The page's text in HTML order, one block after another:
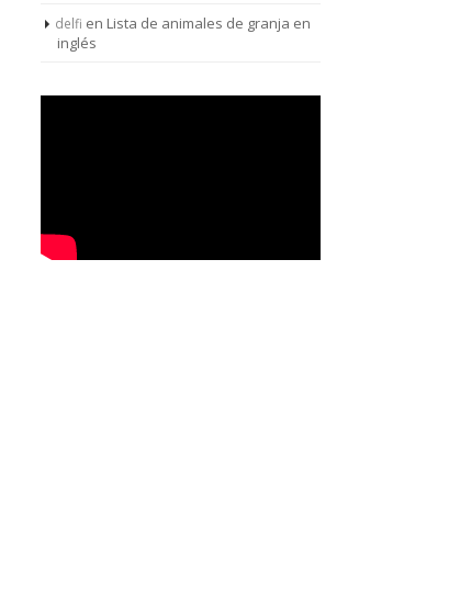
delfi en Lista de animales de granja en
inglés